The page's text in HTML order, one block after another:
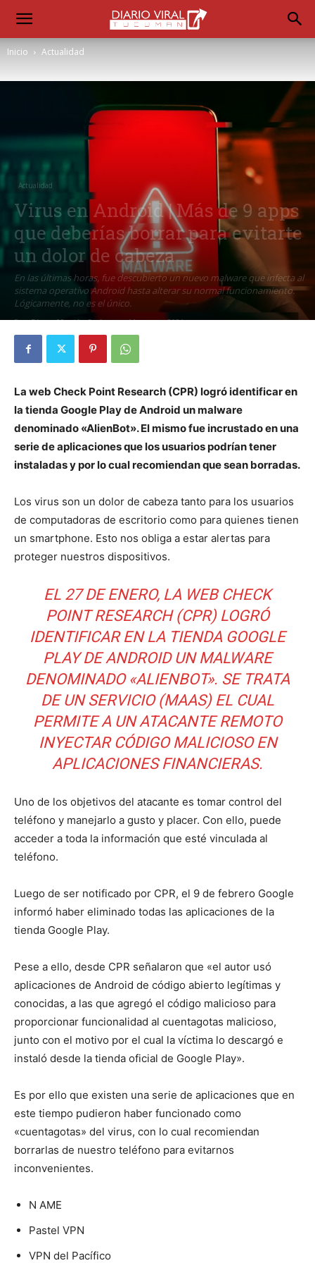
Inicio Actualidad
Actualidad
Virus en Android | Más de 9 apps
que deberías borrar para evitarte
un dolor de cabeza
En las últimas horas, fue descubierto un nuevo malware que infecta al
sistema operativo Android hasta alterar su normal funcionamiento.
Lógicamente, no es el único.
Por Diego Martín Suárez - 11 marzo, 2021
La web Check Point Research (CPR) logró identificar en
la tienda Google Play de Android un malware
denominado «AlienBot». El mismo fue incrustado en una
serie de aplicaciones que los usuarios podrían tener
instaladas y por lo cual recomiendan que sean borradas.
Los virus son un dolor de cabeza tanto para los usuarios
de computadoras de escritorio como para quienes tienen
un smartphone. Esto nos obliga a estar alertas para
proteger nuestros dispositivos.
EL 27 DE ENERO, LA WEB CHECK
POINT RESEARCH (CPR) LOGRÓ
IDENTIFICAR EN LA TIENDA GOOGLE
PLAY DE ANDROID UN MALWARE
DENOMINADO «ALIENBOT». SE TRATA
DE UN SERVICIO (MAAS) EL CUAL
PERMITE A UN ATACANTE REMOTO
INYECTAR CÓDIGO MALICIOSO EN
APLICACIONES FINANCIERAS.
Uno de los objetivos del atacante es tomar control del
teléfono y manejarlo a gusto y placer. Con ello, puede
acceder a toda la información que esté vinculada al
teléfono.
Luego de ser notificado por CPR, el 9 de febrero Google
informó haber eliminado todas las aplicaciones de la
tienda Google Play.
Pese a ello, desde CPR señalaron que «el autor usó
aplicaciones de Android de código abierto legítimas y
conocidas, a las que agregó el código malicioso para
proporcionar funcionalidad al cuentagotas malicioso,
junto con el motivo por el cual la víctima lo descargó e
instaló desde la tienda oficial de Google Play».
Es por ello que existen una serie de aplicaciones que en
este tiempo pudieron haber funcionado como
«cuentagotas» del virus, con lo cual recomiendan
borrarlas de nuestro teléfono para evitarnos
inconvenientes.
N AME
Pastel VPN
VPN del Pacífico